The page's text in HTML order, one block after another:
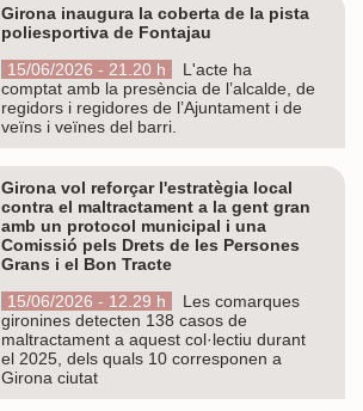
Girona inaugura la coberta de la pista
poliesportiva de Fontajau
15/06/2026 - 21.20 h
L'acte ha
comptat amb la presència de l’alcalde, de
regidors i regidores de l’Ajuntament i de
veïns i veïnes del barri.
Girona vol reforçar l'estratègia local
contra el maltractament a la gent gran
amb un protocol municipal i una
Comissió pels Drets de les Persones
Grans i el Bon Tracte
15/06/2026 - 12.29 h
Les comarques
gironines detecten 138 casos de
maltractament a aquest col·lectiu durant
el 2025, dels quals 10 corresponen a
Girona ciutat